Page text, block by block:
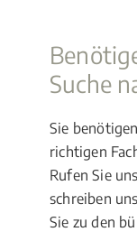
Suche
Sie
richtigen
Rufen Sie
schreiben
Sie zu den